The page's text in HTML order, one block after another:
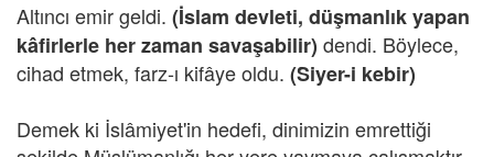
Altıncı emir geldi. (İslam devleti, düşmanlık yapan
kâfirlerle her zaman savaşabilir) dendi. Böylece,
cihad etmek, farz-ı kifâye oldu. (Siyer-i kebir)
Demek ki İslâmiyet'in hedefi, dinimizin emrettiği